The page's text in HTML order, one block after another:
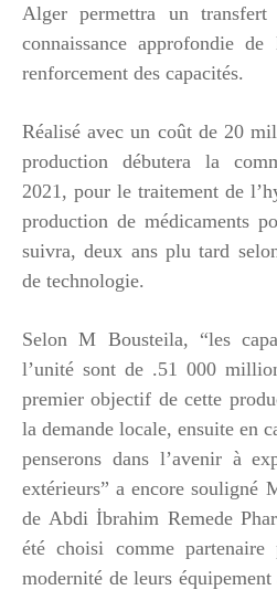
Alger permettra un
connaissance approfondie
renforcement des capacités.
Réalisé avec un coût de 20
production débutera la
2021, pour le traitement de
production de médicaments
suivra, deux ans plu tard
de technologie.
Selon M Bousteila, “les
l’unité sont de .51 000
premier objectif de cette
la demande locale, ensuite en
penserons dans l’avenir à
extérieurs” a encore souligné
de Abdi İbrahim Remede
été choisi comme
modernité de leurs